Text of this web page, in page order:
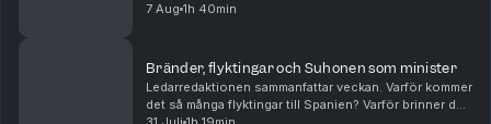
för de stora snackisarna hittills. Men får det plats
7 Aug 1h 40min
Bränder, flyktingar och Suhonen som minister
Ledarredaktionen sammanfattar veckan. Varför kommer
det så många flyktingar till Spanien? Varför brinner det